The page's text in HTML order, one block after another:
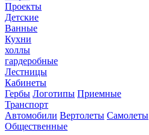
Проекты
Детские
Ванные
Кухни
холлы
гардеробные
Лестницы
Кабинеты
Гербы Логотипы Приемные
Транспорт
Автомобили Вертолеты Самолеты
Общественные